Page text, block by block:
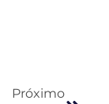
Próximo